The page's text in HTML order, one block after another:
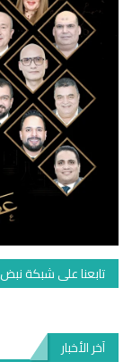
تابعنا على شبكة نبض
آخر الأخبار